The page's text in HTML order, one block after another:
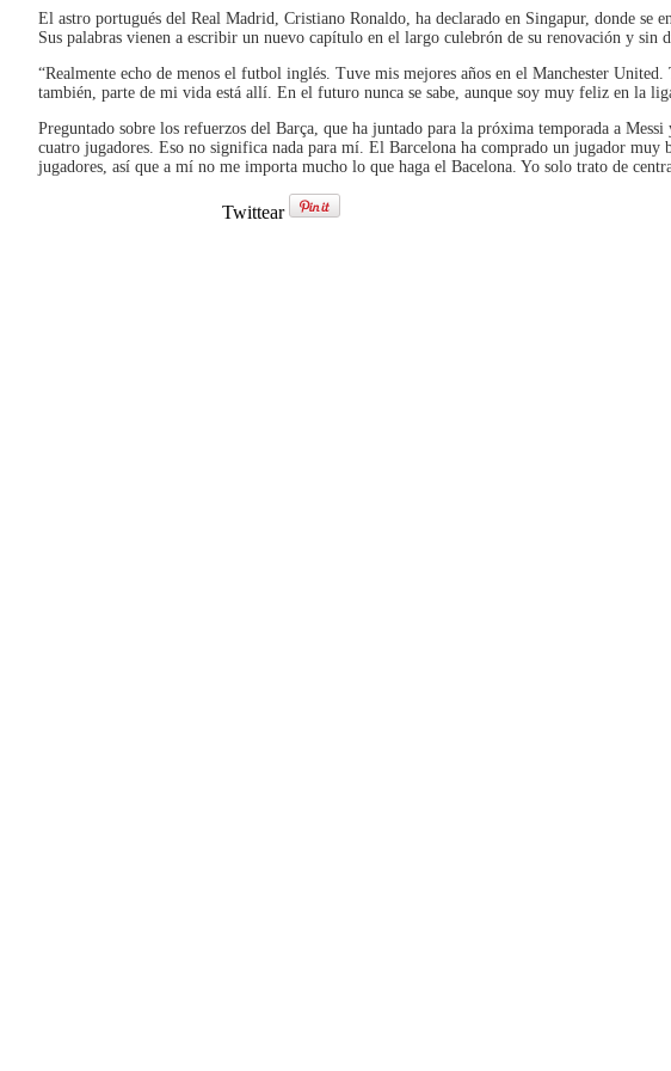
El astro portugués del Real Madrid, Cristiano Ronaldo, ha declarado en Singapur, donde se
Sus palabras vienen a escribir un nuevo capítulo en el largo culebrón de su renovación y sin
“Realmente echo de menos el futbol inglés. Tuve mis mejores años en el Manchester
también, parte de mi vida está allí. En el futuro nunca se sabe, aunque soy muy feliz en la
Preguntado sobre los refuerzos del Barça, que ha juntado para la próxima temporada a
cuatro jugadores. Eso no significa nada para mí. El Barcelona ha comprado un jugador
jugadores, así que a mí no me importa mucho lo que haga el Bacelona. Yo solo trato de
Twittear